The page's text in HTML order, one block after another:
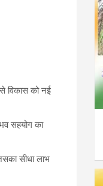
विकास को नई
सहयोग का
सीधा लाभ